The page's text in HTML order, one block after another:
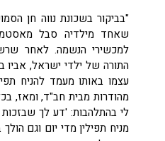
"בביקור בשכונת נווה חן
שאחד מילדיה סבל
למכשירי הנשמה. לאחר
התורה של ילדי ישראל, אביו
עצמו באותו מעמד להניח
מהודרות מבית חב"ד, ומאז,
לי בהתלהבות: 'דע לך שבזכות
מניח תפילין מדי יום וגם